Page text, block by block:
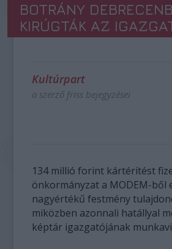
BOTRÁNY
KIRÚGTÁK AZ
Kultúrpart
a szerző friss bejegyzései
134 millió forint kártérítést
önkormányzat a MODEM-ből
nagyértékű festmény
miközben azonnali hatállyal
képtár igazgatójának